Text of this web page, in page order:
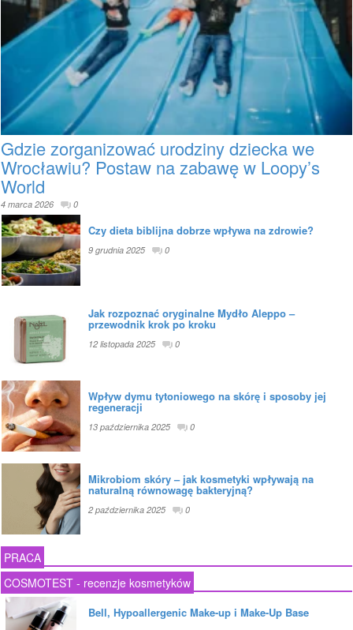
Gdzie zorganizować urodziny dziecka we
Wrocławiu? Postaw na zabawę w Loopy’s
World
4 marca 2026 0
Czy dieta biblijna dobrze wpływa na zdrowie?
9 grudnia 2025 0
Jak rozpoznać oryginalne Mydło Aleppo –
przewodnik krok po kroku
12 listopada 2025 0
Wpływ dymu tytoniowego na skórę i sposoby jej
regeneracji
13 października 2025 0
Mikrobiom skóry – jak kosmetyki wpływają na
naturalną równowagę bakteryjną?
2 października 2025 0
PRACA
COSMOTEST - recenzje kosmetyków
Bell, Hypoallergenic Make-up i Make-Up Base